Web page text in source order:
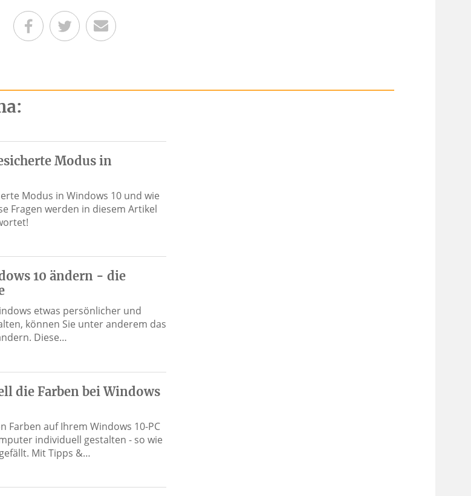
Teilen auf Facebook
Teilen auf Twitter
Per E-Mail senden
Modus in
Modus in Windows 10 und wie
Fragen werden in diesem Artikel
10 ändern - die
etwas persönlicher und
können Sie unter anderem das
Diese…
die Farben bei Windows
Farben auf Ihrem Windows 10-PC
individuell gestalten - so wie
Mit Tipps &…